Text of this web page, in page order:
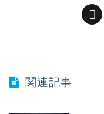
関連記事